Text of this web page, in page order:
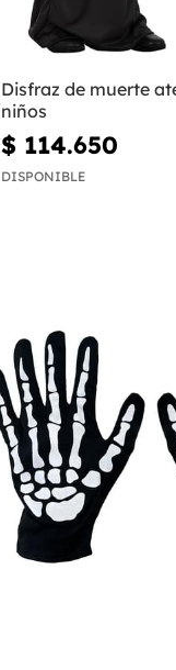
Disfraz de muerte
niños
$ 114.650
DISPONIBLE